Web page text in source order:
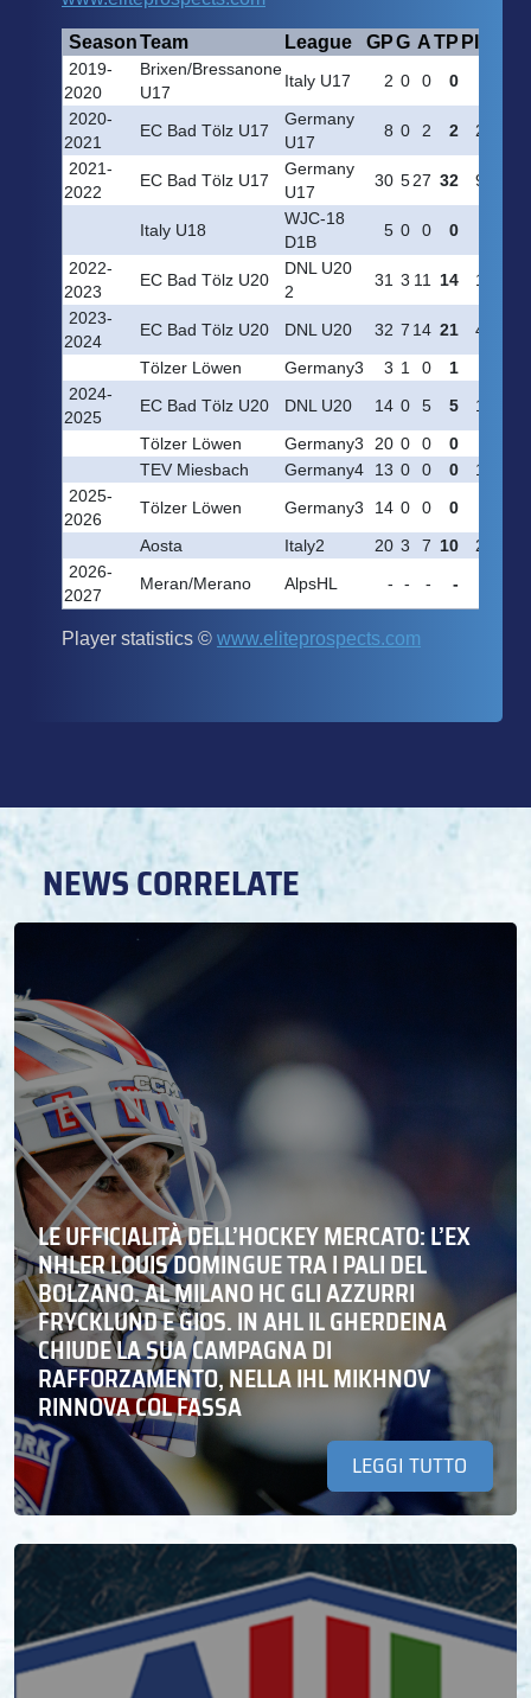
NEWS CORRELATE
LE UFFICIALITÀ DELL’HOCKEY MERCATO: L’EX
NHLER LOUIS DOMINGUE TRA I PALI DEL
BOLZANO. AL MILANO HC GLI AZZURRI
FRYCKLUND E GIOS. IN AHL IL GHERDEINA
CHIUDE LA SUA CAMPAGNA DI
RAFFORZAMENTO, NELLA IHL MIKHNOV
RINNOVA COL FASSA
LEGGI TUTTO